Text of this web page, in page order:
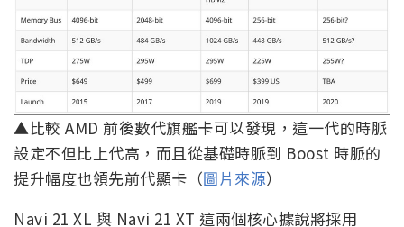
▲比較 AMD 前後數代旗艦卡可以發現，這一代的時脈
設定不但比上代高，而且從基礎時脈到 Boost 時脈的
提升幅度也領先前代顯卡（圖片來源）
Navi 21 XL 與 Navi 21 XT 這兩個核心據說將採用